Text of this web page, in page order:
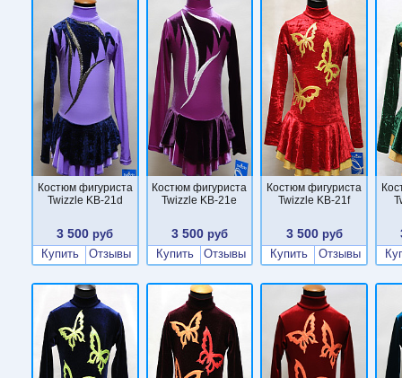
Костюм фигуриста
Twizzle KB-21d
3 500 руб
Купить
Отзывы
Костюм фигуриста
Twizzle KB-21e
3 500 руб
Купить
Отзывы
Костюм фигуриста
Twizzle KB-21f
3 500руб
Купить
Отзывы